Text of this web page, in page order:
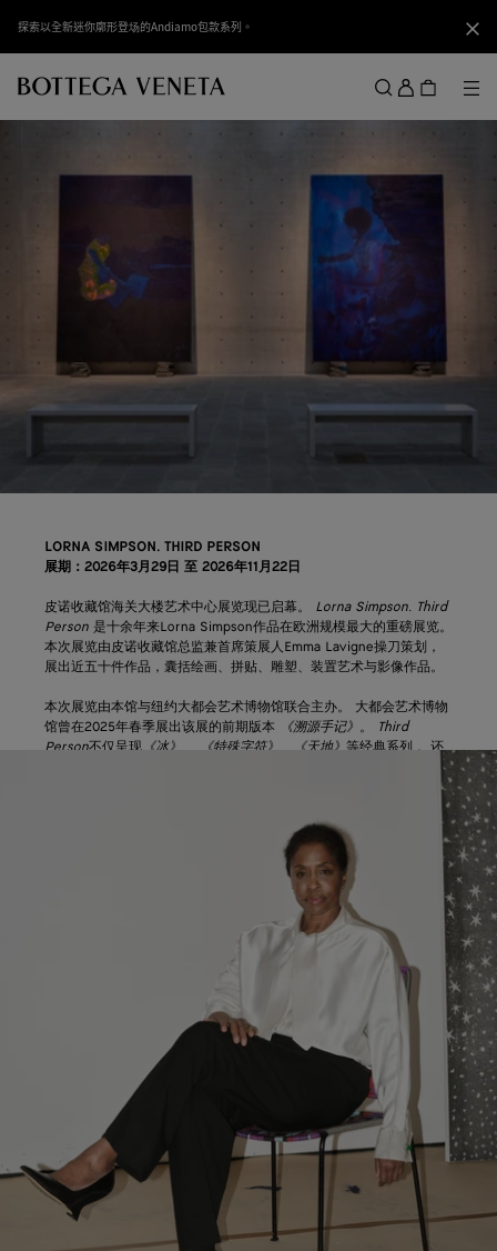
关闭
探索以全新迷你廓形登场的Andiamo包款系列。
登
录
LORNA SIMPSON. THIRD PERSON
展期：2026年3月29日 至 2026年11月22日
皮诺收藏馆海关大楼艺术中心展览现已启幕。 Lorna Simpson. Third
Person 是十余年来Lorna Simpson作品在欧洲规模最大的重磅展览。
本次展览由皮诺收藏馆总监兼首席策展人Emma Lavigne操刀策划，
展出近五十件作品，囊括绘画、拼贴、雕塑、装置艺术与影像作品。
本次展览由本馆与纽约大都会艺术博物馆联合主办。 大都会艺术博物
馆曾在2025年春季展出该展的前期版本
《溯源手记》 。
Third
Person不仅呈现 《冰》 《特殊字符》 《天地》 等经典系列， 还
包含专为海关大楼艺术中心打造的全新委约作品。 展览横跨Simpson
Bottega Veneta为本展提供支持，这也延续了品牌对发源地威尼斯，
以及对艺术领域先锋工艺与创意创作的长期投入。 此前品牌曾赞助
《皮埃尔·于热：阈限》
（2024
年）等展览， 本次合作亦是品牌与皮诺收藏馆艺术交流的再度延续。